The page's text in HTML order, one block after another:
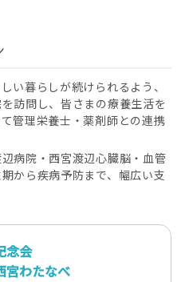
い暮らしが続けられるよう、
訪問し、皆さまの療養生活を
管理栄養士・薬剤師との連携
病院・西宮渡辺心臓脳・血管
から疾病予防まで、幅広い支
念会
宮わたなべ